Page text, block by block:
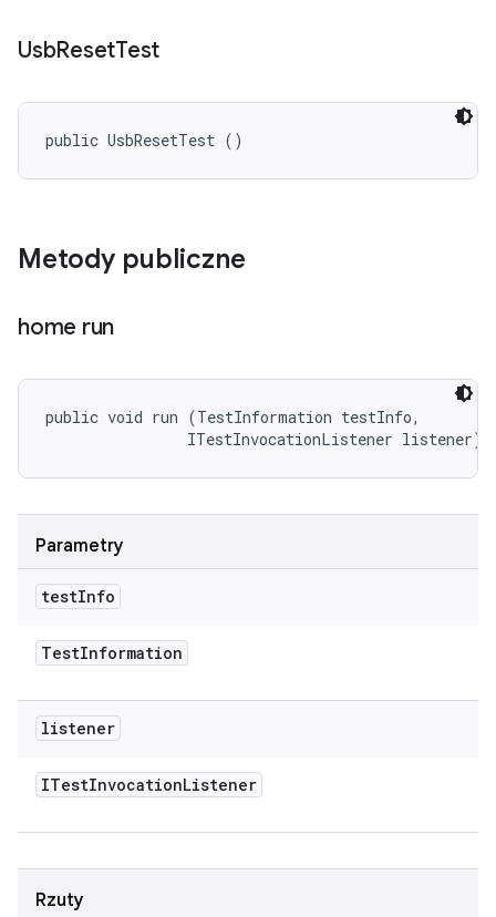
UsbResetTest
public UsbResetTest ()
Metody publiczne
home run
public void run (TestInformation testInfo,
                ITestInvocationListener listener)
Parametry
testInfo
TestInformation
listener
ITestInvocationListener
Rzuty